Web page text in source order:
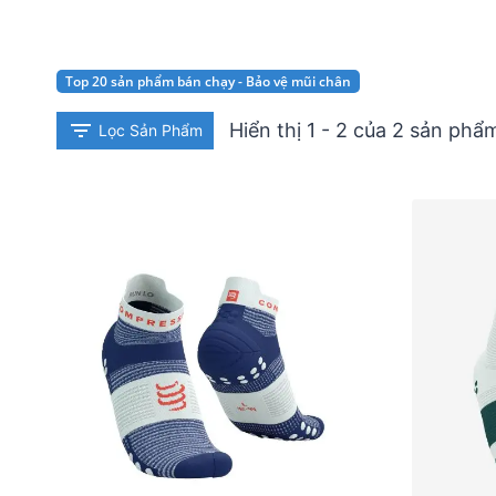
Top 20 sản phẩm bán chạy - Bảo vệ mũi chân
Lọc Sản Phẩm Hiển thị 1 - 2 của 2 sản